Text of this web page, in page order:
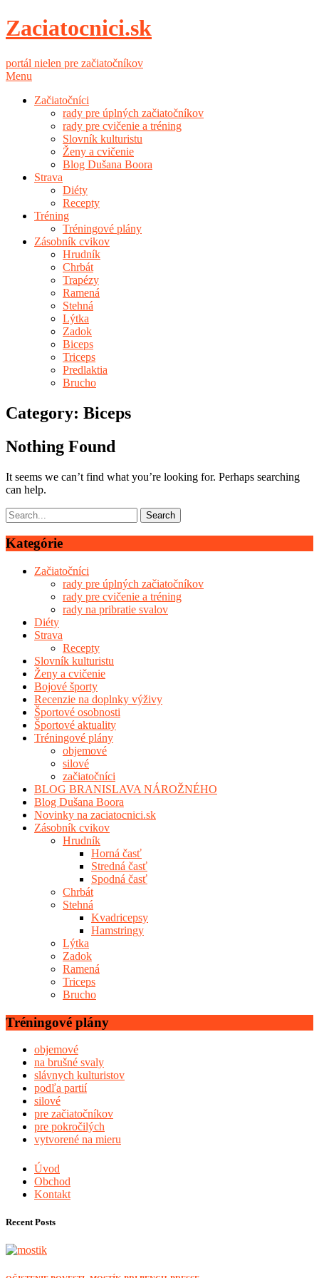
Zaciatocnici.sk
portál nielen pre začiatočníkov
Menu
Začiatočníci
rady pre úplných začiatočníkov
rady pre cvičenie a tréning
Slovník kulturistu
Ženy a cvičenie
Blog Dušana Boora
Strava
Diéty
Recepty
Tréning
Tréningové plány
Zásobník cvikov
Hrudník
Chrbát
Trapézy
Ramená
Stehná
Lýtka
Zadok
Biceps
Triceps
Predlaktia
Brucho
Category: Biceps
Nothing Found
It seems we can’t find what you’re looking for. Perhaps searching
can help.
Kategórie
Začiatočníci
rady pre úplných začiatočníkov
rady pre cvičenie a tréning
rady na pribratie svalov
Diéty
Strava
Recepty
Slovník kulturistu
Ženy a cvičenie
Bojové športy
Recenzie na doplnky výživy
Športové osobnosti
Športové aktuality
Tréningové plány
objemové
silové
začiatočníci
BLOG BRANISLAVA NÁROŽNÉHO
Blog Dušana Boora
Novinky na zaciatocnici.sk
Zásobník cvikov
Hrudník
Horná časť
Stredná časť
Spodná časť
Chrbát
Stehná
Kvadricepsy
Hamstringy
Lýtka
Zadok
Ramená
Triceps
Brucho
Tréningové plány
objemové
na brušné svaly
slávnych kulturistov
podľa partií
silové
pre začiatočníkov
pre pokročilých
vytvorené na mieru
Úvod
Obchod
Kontakt
Recent Posts